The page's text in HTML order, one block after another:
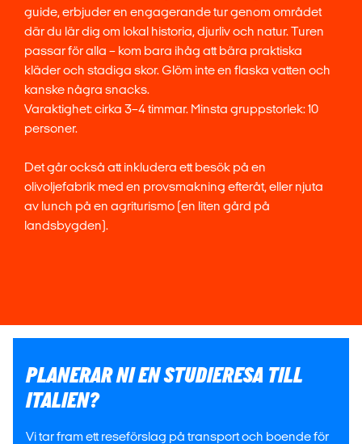
guide, erbjuder en engagerande tur genom området
där du lär dig om lokal historia, djurliv och natur. Turen
passar för alla – kom bara ihåg att bära praktiska
kläder och stadiga skor. Glöm inte en flaska vatten och
kanske några snacks.
Varaktighet: cirka 3–4 timmar. Minsta gruppstorlek: 10
personer.
Det går också att inkludera ett besök på en
olivoljefabrik med en provsmakning efteråt, eller njuta
av lunch på en agriturismo (en liten gård på
landsbygden).
PLANERAR NI EN STUDIERESA TILL
ITALIEN?
Vi tar fram ett reseförslag på transport och boende för